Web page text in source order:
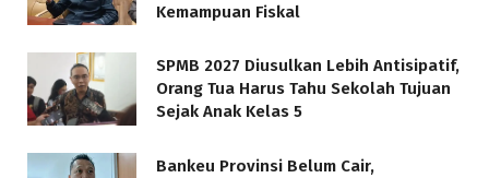
Kemampuan Fiskal
SPMB 2027 Diusulkan Lebih Antisipatif,
Orang Tua Harus Tahu Sekolah Tujuan
Sejak Anak Kelas 5
Bankeu Provinsi Belum Cair,